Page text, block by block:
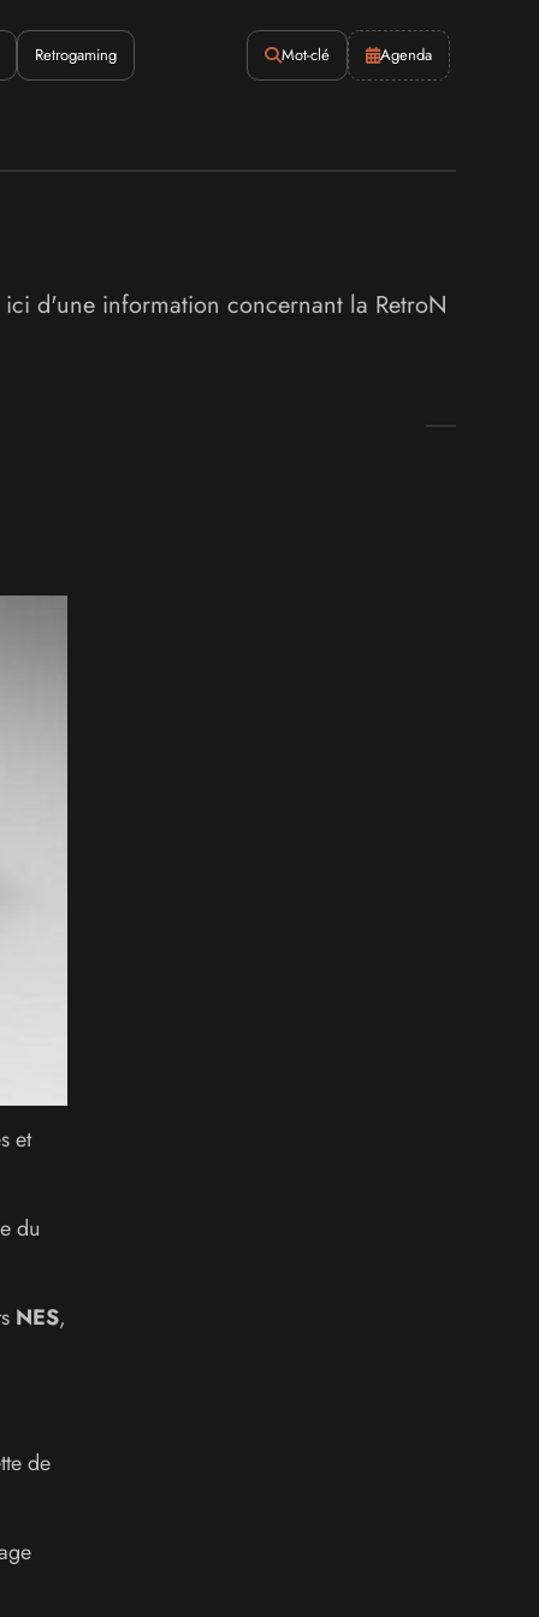
Retrogaming Mot-clé Agenda
d'une information concernant la RetroN
et
du
NES,
de